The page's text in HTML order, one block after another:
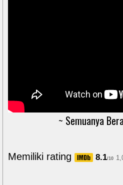
~ Semuanya
Memiliki rating 8.1/10